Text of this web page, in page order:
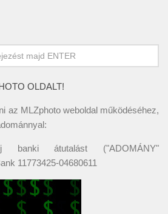
OLDALT!
az MLZphoto weboldal működéséhez,
banki átutalást ("ADOMÁNY"
11773425-04680611